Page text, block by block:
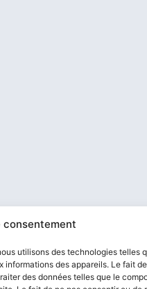
consentement
utilisons des technologies telles
des appareils. Le fait
des données telles que le